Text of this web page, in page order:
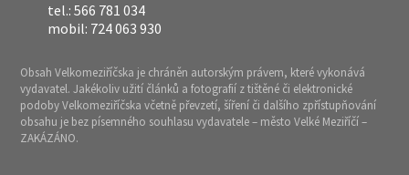
tel.: 566 781 034
mobil: 724 063 930
Obsah Velkomeziříčska je chráněn autorským právem, které vykonává
vydavatel. Jakékoliv užití článků a fotografií z tištěné či elektronické
podoby Velkomeziříčska včetně převzetí, šíření či dalšího zpřístupňování
obsahu je bez písemného souhlasu vydavatele – město Velké Meziříčí –
ZAKÁZÁNO.